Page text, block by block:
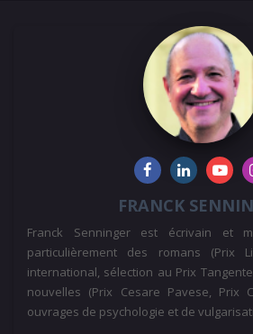
FRANCK
Franck Senninger est écrivain et
particulièrement des romans (Prix
international, sélection au Prix
nouvelles (Prix Cesare Pavese, Prix
ouvrages de psychologie et de